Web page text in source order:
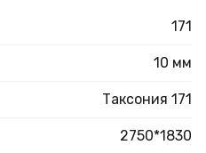
171
10 мм
Таксония 171
2750*1830